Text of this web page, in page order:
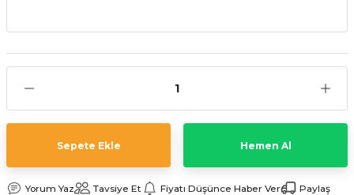
Sepete Ekle Hemen Al
Yorum Yaz Tavsiye Et Fiyatı Düşünce Haber Ver
Paylaş